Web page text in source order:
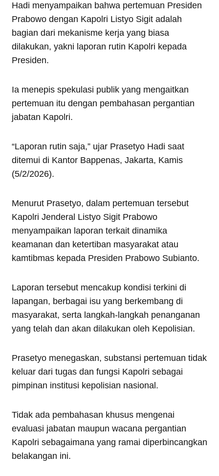
Hadi menyampaikan bahwa pertemuan Presiden
Prabowo dengan Kapolri Listyo Sigit adalah
bagian dari mekanisme kerja yang biasa
dilakukan, yakni laporan rutin Kapolri kepada
Presiden.
Ia menepis spekulasi publik yang mengaitkan
pertemuan itu dengan pembahasan pergantian
jabatan Kapolri.
“Laporan rutin saja,” ujar Prasetyo Hadi saat
ditemui di Kantor Bappenas, Jakarta, Kamis
(5/2/2026).
Menurut Prasetyo, dalam pertemuan tersebut
Kapolri Jenderal Listyo Sigit Prabowo
menyampaikan laporan terkait dinamika
keamanan dan ketertiban masyarakat atau
kamtibmas kepada Presiden Prabowo Subianto.
Laporan tersebut mencakup kondisi terkini di
lapangan, berbagai isu yang berkembang di
masyarakat, serta langkah-langkah penanganan
yang telah dan akan dilakukan oleh Kepolisian.
Prasetyo menegaskan, substansi pertemuan tidak
keluar dari tugas dan fungsi Kapolri sebagai
pimpinan institusi kepolisian nasional.
Tidak ada pembahasan khusus mengenai
evaluasi jabatan maupun wacana pergantian
Kapolri sebagaimana yang ramai diperbincangkan
belakangan ini.